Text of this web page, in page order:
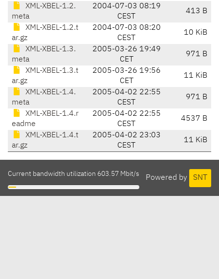
XML-XBEL-1.2.
meta
2004-07-03 08:19
CEST
413 B
XML-XBEL-1.2.t
ar.gz
2004-07-03 08:20
CEST
10 KiB
XML-XBEL-1.3.
meta
2005-03-26 19:49
CET
971 B
XML-XBEL-1.3.t
ar.gz
2005-03-26 19:56
CET
11 KiB
XML-XBEL-1.4.
meta
2005-04-02 22:55
CEST
971 B
XML-XBEL-1.4.r
eadme
2005-04-02 22:55
CEST
4537 B
XML-XBEL-1.4.t
ar.gz
2005-04-02 23:03
CEST
11 KiB
Powered by SNT
Current bandwidth utilization 603.57 Mbit/s